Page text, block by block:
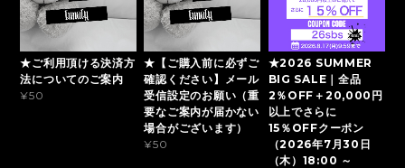
★ご利用頂ける決済方
法についてのご案内
¥50
★【ご購入前に必ずご
確認ください】メール
受信設定のお願い（重
要なご案内が届かない
場合がございます）
¥50
★2026 SUMMER
BIG SALE｜全品
2％OFF＋20,000円
以上でさらに
15％OFFクーポン
（2026年7月30日
（木）18:00 ～